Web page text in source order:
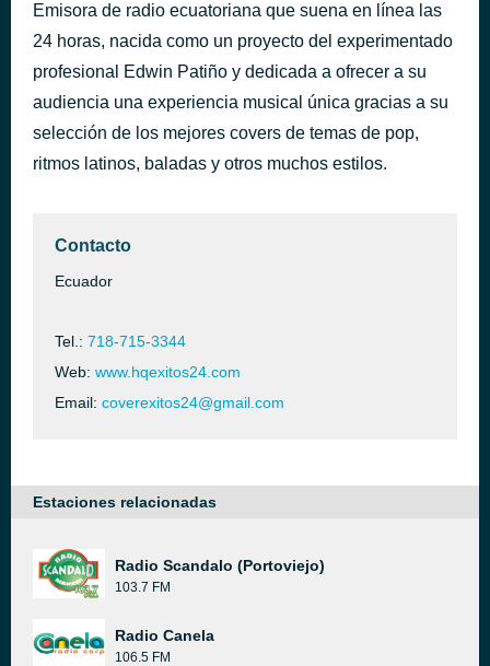
Retro Pop Español Mix
Jefrys Dj Special
El Yumbito Chumadito
Hernan Y L Socios Del Ritmo
hace 44 minutos
Emisora de radio ecuatoriana que suena en línea las
24 horas, nacida como un proyecto del experimentado
profesional Edwin Patiño y dedicada a ofrecer a su
audiencia una experiencia musical única gracias a su
selección de los mejores covers de temas de pop,
ritmos latinos, baladas y otros muchos estilos.
Contacto
Ecuador
Tel.: 718-715-3344
Web: www.hqexitos24.com
Email: coverexitos24@gmail.com
Estaciones relacionadas
Radio Scandalo (Portoviejo)
103.7 FM
Radio Canela
106.5 FM